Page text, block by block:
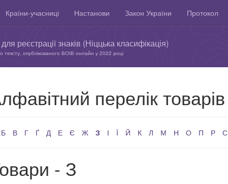
Країни-учасниці Настанови Закон України Протокол
реєстрації знаків (Ніццька класифікація)
тексту, опублікованого ВОІВ онлайн у 2022 році
перелік товарів
Б В Г Ґ Д Е Є Ж З І Ї Й К Л М Н О П Р С
- З